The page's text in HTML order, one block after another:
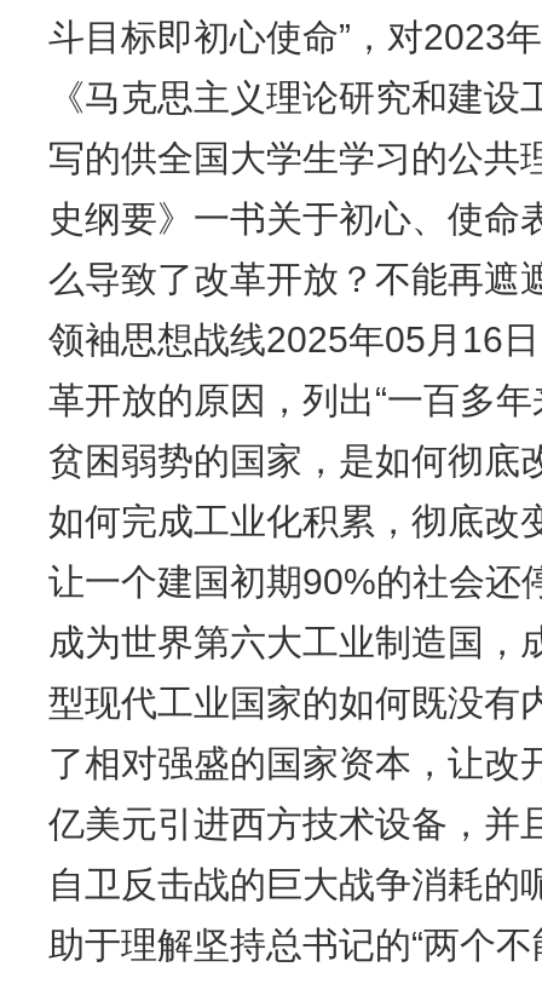
斗目标即初心使命”，对2023
《马克思主义理论研究和建
写的供全国大学生学习的公共
史纲要》一书关于初心、使命
么导致了改革开放？不能再遮
领袖思想战线2025年05月16
革开放的原因，列出“一百多
贫困弱势的国家，是如何彻底
如何完成工业化积累，彻底改
让一个建国初期90%的社会还
成为世界第六大工业制造国，
型现代工业国家的如何既没有
了相对强盛的国家资本，让改
亿美元引进西方技术设备，并
自卫反击战的巨大战争消耗的
助于理解坚持总书记的“两个